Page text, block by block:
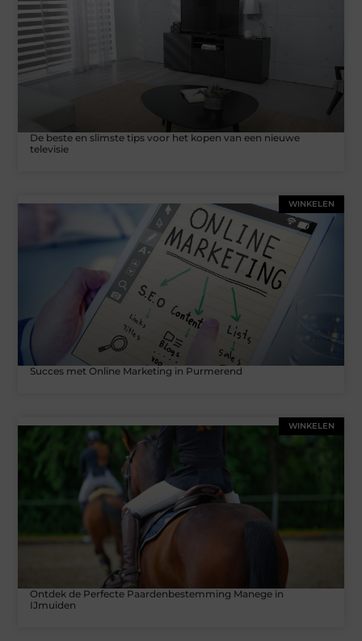
De beste en slimste tips voor het kopen van een nieuwe
televisie
WINKELEN
Succes met Online Marketing in Purmerend
WINKELEN
Ontdek de Perfecte Paardenbestemming Manege in
IJmuiden